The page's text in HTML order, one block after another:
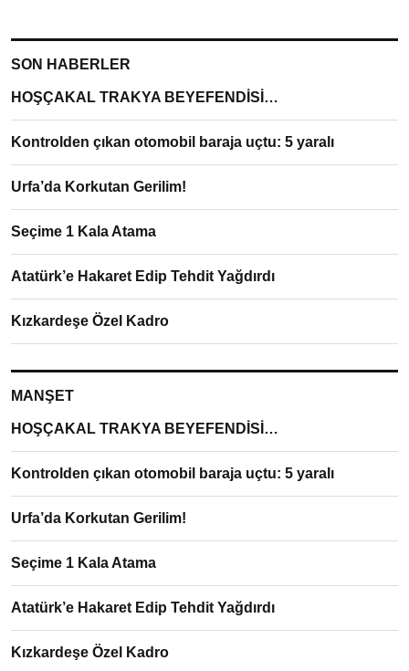
SON HABERLER
HOŞÇAKAL TRAKYA BEYEFENDİSİ…
Kontrolden çıkan otomobil baraja uçtu: 5 yaralı
Urfa’da Korkutan Gerilim!
Seçime 1 Kala Atama
Atatürk’e Hakaret Edip Tehdit Yağdırdı
Kızkardeşe Özel Kadro
MANŞET
HOŞÇAKAL TRAKYA BEYEFENDİSİ…
Kontrolden çıkan otomobil baraja uçtu: 5 yaralı
Urfa’da Korkutan Gerilim!
Seçime 1 Kala Atama
Atatürk’e Hakaret Edip Tehdit Yağdırdı
Kızkardeşe Özel Kadro